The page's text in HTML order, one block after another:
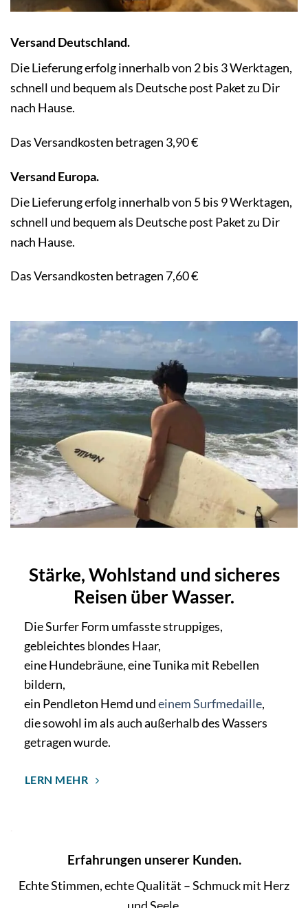
Versand Deutschland.
Die Lieferung erfolg innerhalb von 2 bis 3 Werktagen,
schnell und bequem als Deutsche post Paket zu Dir
nach Hause.
Das Versandkosten betragen 3,90 €
Versand Europa.
Die Lieferung erfolg innerhalb von 5 bis 9 Werktagen,
schnell und bequem als Deutsche post Paket zu Dir
nach Hause.
Das Versandkosten betragen 7,60 €
Stärke, Wohlstand und sicheres
Reisen über Wasser.
Die Surfer Form umfasste struppiges,
gebleichtes blondes Haar,
eine Hundebräune, eine Tunika mit Rebellen
bildern,
ein Pendleton Hemd undeinem Surfmedaille,
die sowohl im als auch außerhalb des Wassers
getragen wurde.
LERN MEHR
Erfahrungen unserer Kunden.
Echte Stimmen, echte Qualität – Schmuck mit Herz